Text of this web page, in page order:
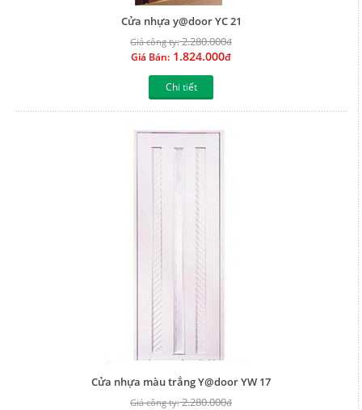
Cửa nhựa y@door YC 21
Giá công ty:2.280.000đ
Giá Bán: 1.824.000đ
Chi tiết
Cửa nhựa màu trắng Y@door YW 17
Giá công ty:2.280.000đ